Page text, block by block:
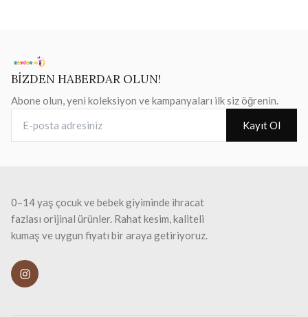
BİZDEN HABERDAR OLUN!
Abone olun, yeni koleksiyon ve kampanyaları ilk siz öğrenin.
Kayıt Ol
0–14 yaş çocuk ve bebek giyiminde ihracat
fazlası orijinal ürünler. Rahat kesim, kaliteli
kumaş ve uygun fiyatı bir araya getiriyoruz.